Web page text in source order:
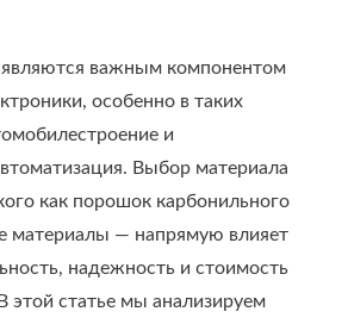
важным компонентом
особенно в таких
и
Выбор материала
как порошок карбонильного
материалы — напрямую влияет
надежность и стоимость
этой статье мы анализируем